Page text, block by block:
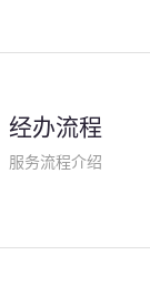
险/自然灾害公众责
保险、科技保险等
标业务。随着业务
经办流程
服务流程介绍